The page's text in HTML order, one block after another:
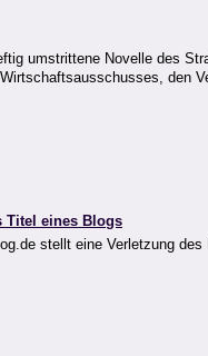
umstrittene Novelle des
den
Titel eines Blogs
stellt eine Verletzung